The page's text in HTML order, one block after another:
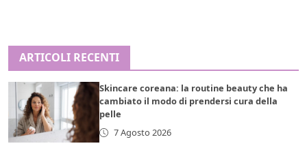
ARTICOLI RECENTI
Skincare coreana: la routine beauty che ha
cambiato il modo di prendersi cura della
pelle
7 Agosto 2026